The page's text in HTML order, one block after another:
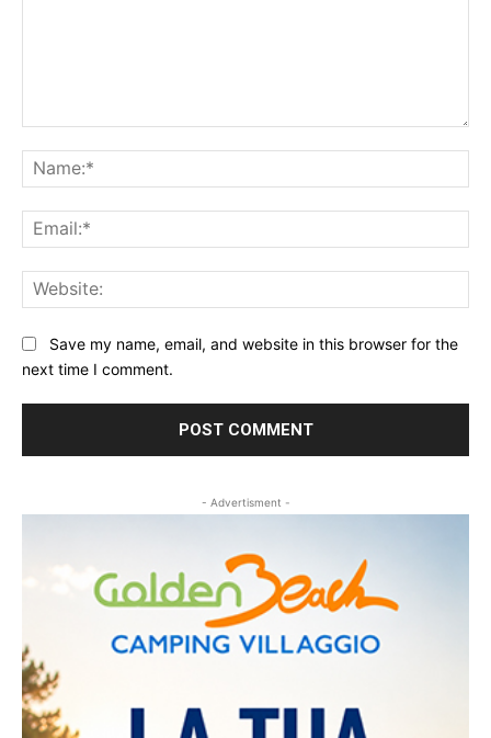
Save my name, email, and website in this browser for the
next time I comment.
- Advertisment -